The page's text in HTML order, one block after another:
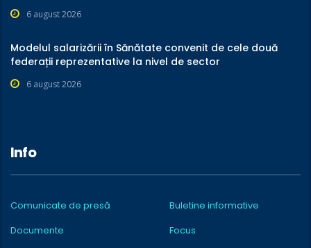
6 august 2026
Modelul salarizării în Sănătate convenit de cele două
federații reprezentative la nivel de sector
6 august 2026
Info
Comunicate de presă
Buletine informative
Documente
Focus